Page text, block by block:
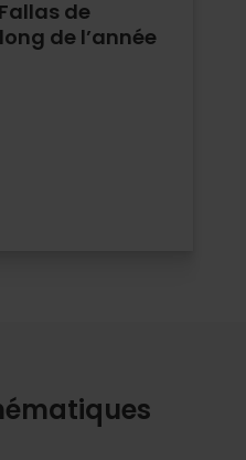
de
de l’année